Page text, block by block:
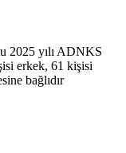
2025 yılı ADNKS
erkek, 61 kişisi
bağlıdır